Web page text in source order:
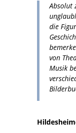
Absolut
die
von
Musik